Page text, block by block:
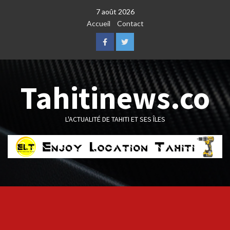
7 août 2026
Accueil
Contact
FacebookTwitter
Tahitinews.co
L'ACTUALITÉ DE TAHITI ET SES ÎLES